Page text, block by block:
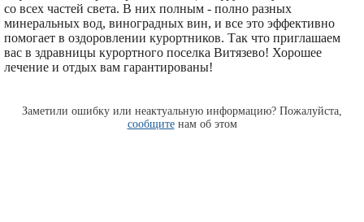
со всех частей света. В них полным - полно разных
минеральных вод, виноградных вин, и все это эффективно
помогает в оздоровлении курортников. Так что приглашаем
вас в здравницы курортного поселка Витязево! Хорошее
лечение и отдых вам гарантированы!
Заметили ошибку или неактуальную информацию? Пожалуйста,
сообщитенам об этом